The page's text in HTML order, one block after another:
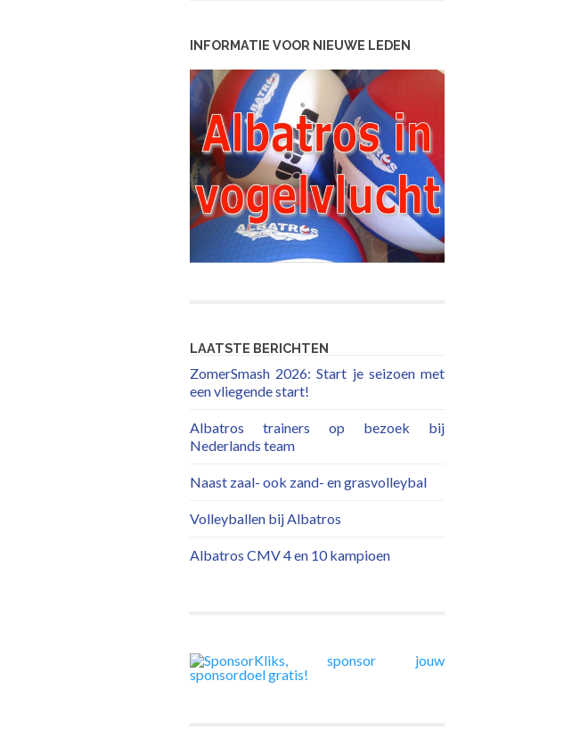
INFORMATIE VOOR NIEUWE LEDEN
LAATSTE BERICHTEN
ZomerSmash 2026: Start je seizoen met
een vliegende start!
Albatros trainers op bezoek bij
Nederlands team
Naast zaal- ook zand- en grasvolleybal
Volleyballen bij Albatros
Albatros CMV 4 en 10 kampioen